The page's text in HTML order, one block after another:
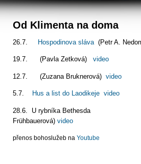
Od Klimenta na doma
26.7. Hospodinova sláva (Petr A.
19.7. (Pavla Zetková) video
12.7. (Zuzana Bruknerová) video
5.7. Hus a list do Laodikeje video
28.6. U rybníka
Frühbauerová) video
přenos bohoslužeb na Youtube